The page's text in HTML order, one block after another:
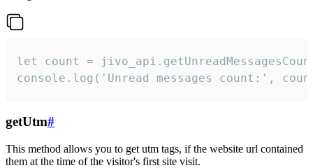
let count =
console.log('Unread messages count:',
getUtm#
This method allows you to get utm tags, if the website url contained
them at the time of the visitor's first site visit.